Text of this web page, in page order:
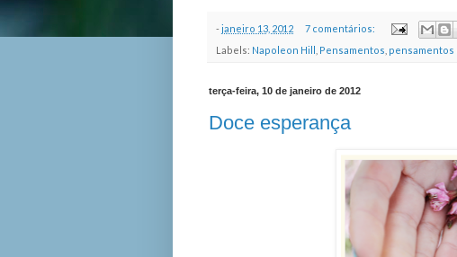
-janeiro 13, 2012
7 comentários:
Labels: Napoleon Hill Pensamentos pensamentos
terça-feira, 10 de janeiro de 2012
Doce esperança